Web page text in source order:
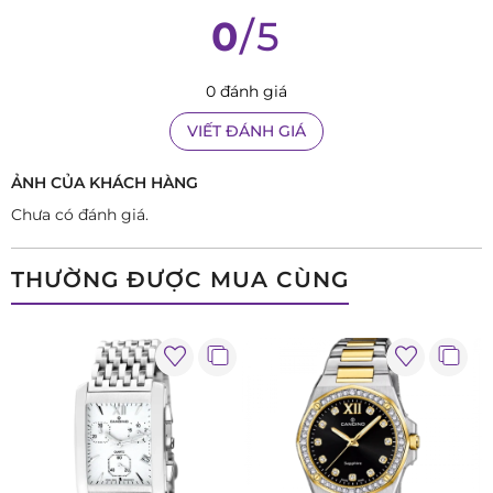
Đánh giá chi tiết Candino C4334/K
Cấu trúc mặt số và khả năng hiển thị
Ngay từ cái nhìn đầu tiên, Candino C4334/K đã thể hiện sự
gọn gàng trong bố cục và tính trực quan trong cách hiển
thị. Mặt số màu xanh navy tạo độ tương phản tốt với hệ
0/5
0 đánh giá
VIẾT ĐÁNH GIÁ
ẢNH CỦA KHÁCH HÀNG
Chưa có đánh giá.
THƯỜNG ĐƯỢC MUA CÙNG